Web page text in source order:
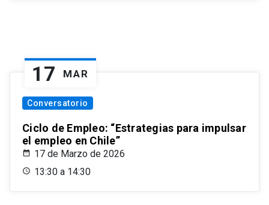
17 MAR
Conversatorio
Ciclo de Empleo: “Estrategias para impulsar
el empleo en Chile”
17 de Marzo de 2026
13:30 a 14:30